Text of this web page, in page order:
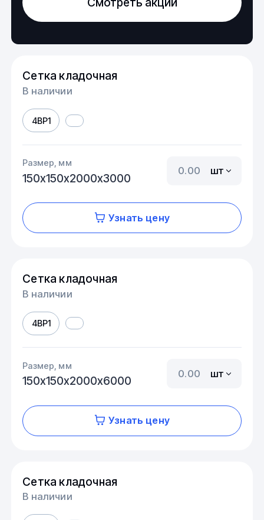
Сетка кладочная
В наличии
4ВР1
Размер, мм
150х150х2000х3000
шт
Узнать цену
Сетка кладочная
В наличии
4ВР1
Размер, мм
150х150х2000х6000
шт
Узнать цену
Сетка кладочная
В наличии